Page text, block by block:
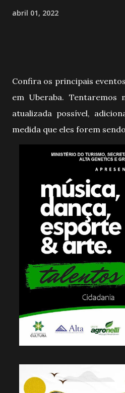
abril 01, 2022
Confira os principais
em Uberaba. Tentaremos
atualizada possível,
medida que eles forem